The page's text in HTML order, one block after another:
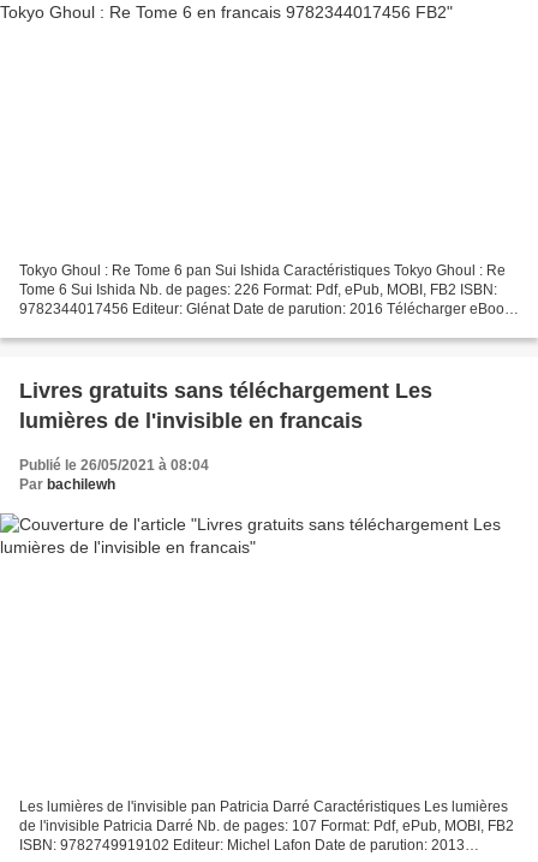
Tokyo Ghoul : Re Tome 6 pan Sui Ishida Caractéristiques Tokyo Ghoul : Re
Tome 6 Sui Ishida Nb. de pages: 226 Format: Pdf, ePub, MOBI, FB2 ISBN:
9782344017456 Editeur: Glénat Date de parution: 2016 Télécharger eBook
Livres gratuits sans téléchargement Les
lumières de l'invisible en francais
Publié le 26/05/2021 à 08:04
Par bachilewh
Les lumières de l'invisible pan Patricia Darré Caractéristiques Les lumières
de l'invisible Patricia Darré Nb. de pages: 107 Format: Pdf, ePub, MOBI, FB2
ISBN: 9782749919102 Editeur: Michel Lafon Date de parution: 2013